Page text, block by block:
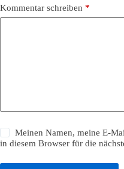
Kommentar schreiben *
Meinen Namen, meine E-
in diesem Browser für die